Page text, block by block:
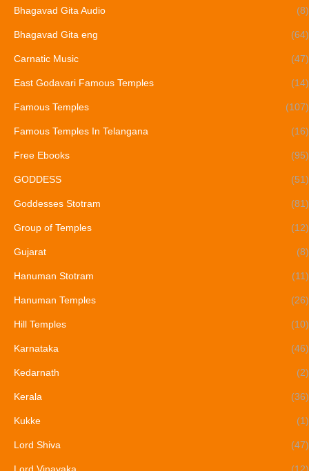
Bhagavad Gita Audio (8)
Bhagavad Gita eng (64)
Carnatic Music (47)
East Godavari Famous Temples (14)
Famous Temples (107)
Famous Temples In Telangana (16)
Free Ebooks (95)
GODDESS (51)
Goddesses Stotram (81)
Group of Temples (12)
Gujarat (8)
Hanuman Stotram (11)
Hanuman Temples (26)
Hill Temples (10)
Karnataka (46)
Kedarnath (2)
Kerala (36)
Kukke (1)
Lord Shiva (47)